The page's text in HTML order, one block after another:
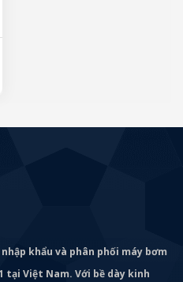
khẩu và phân phối máy bơm
tại Việt Nam. Với bề dày kinh